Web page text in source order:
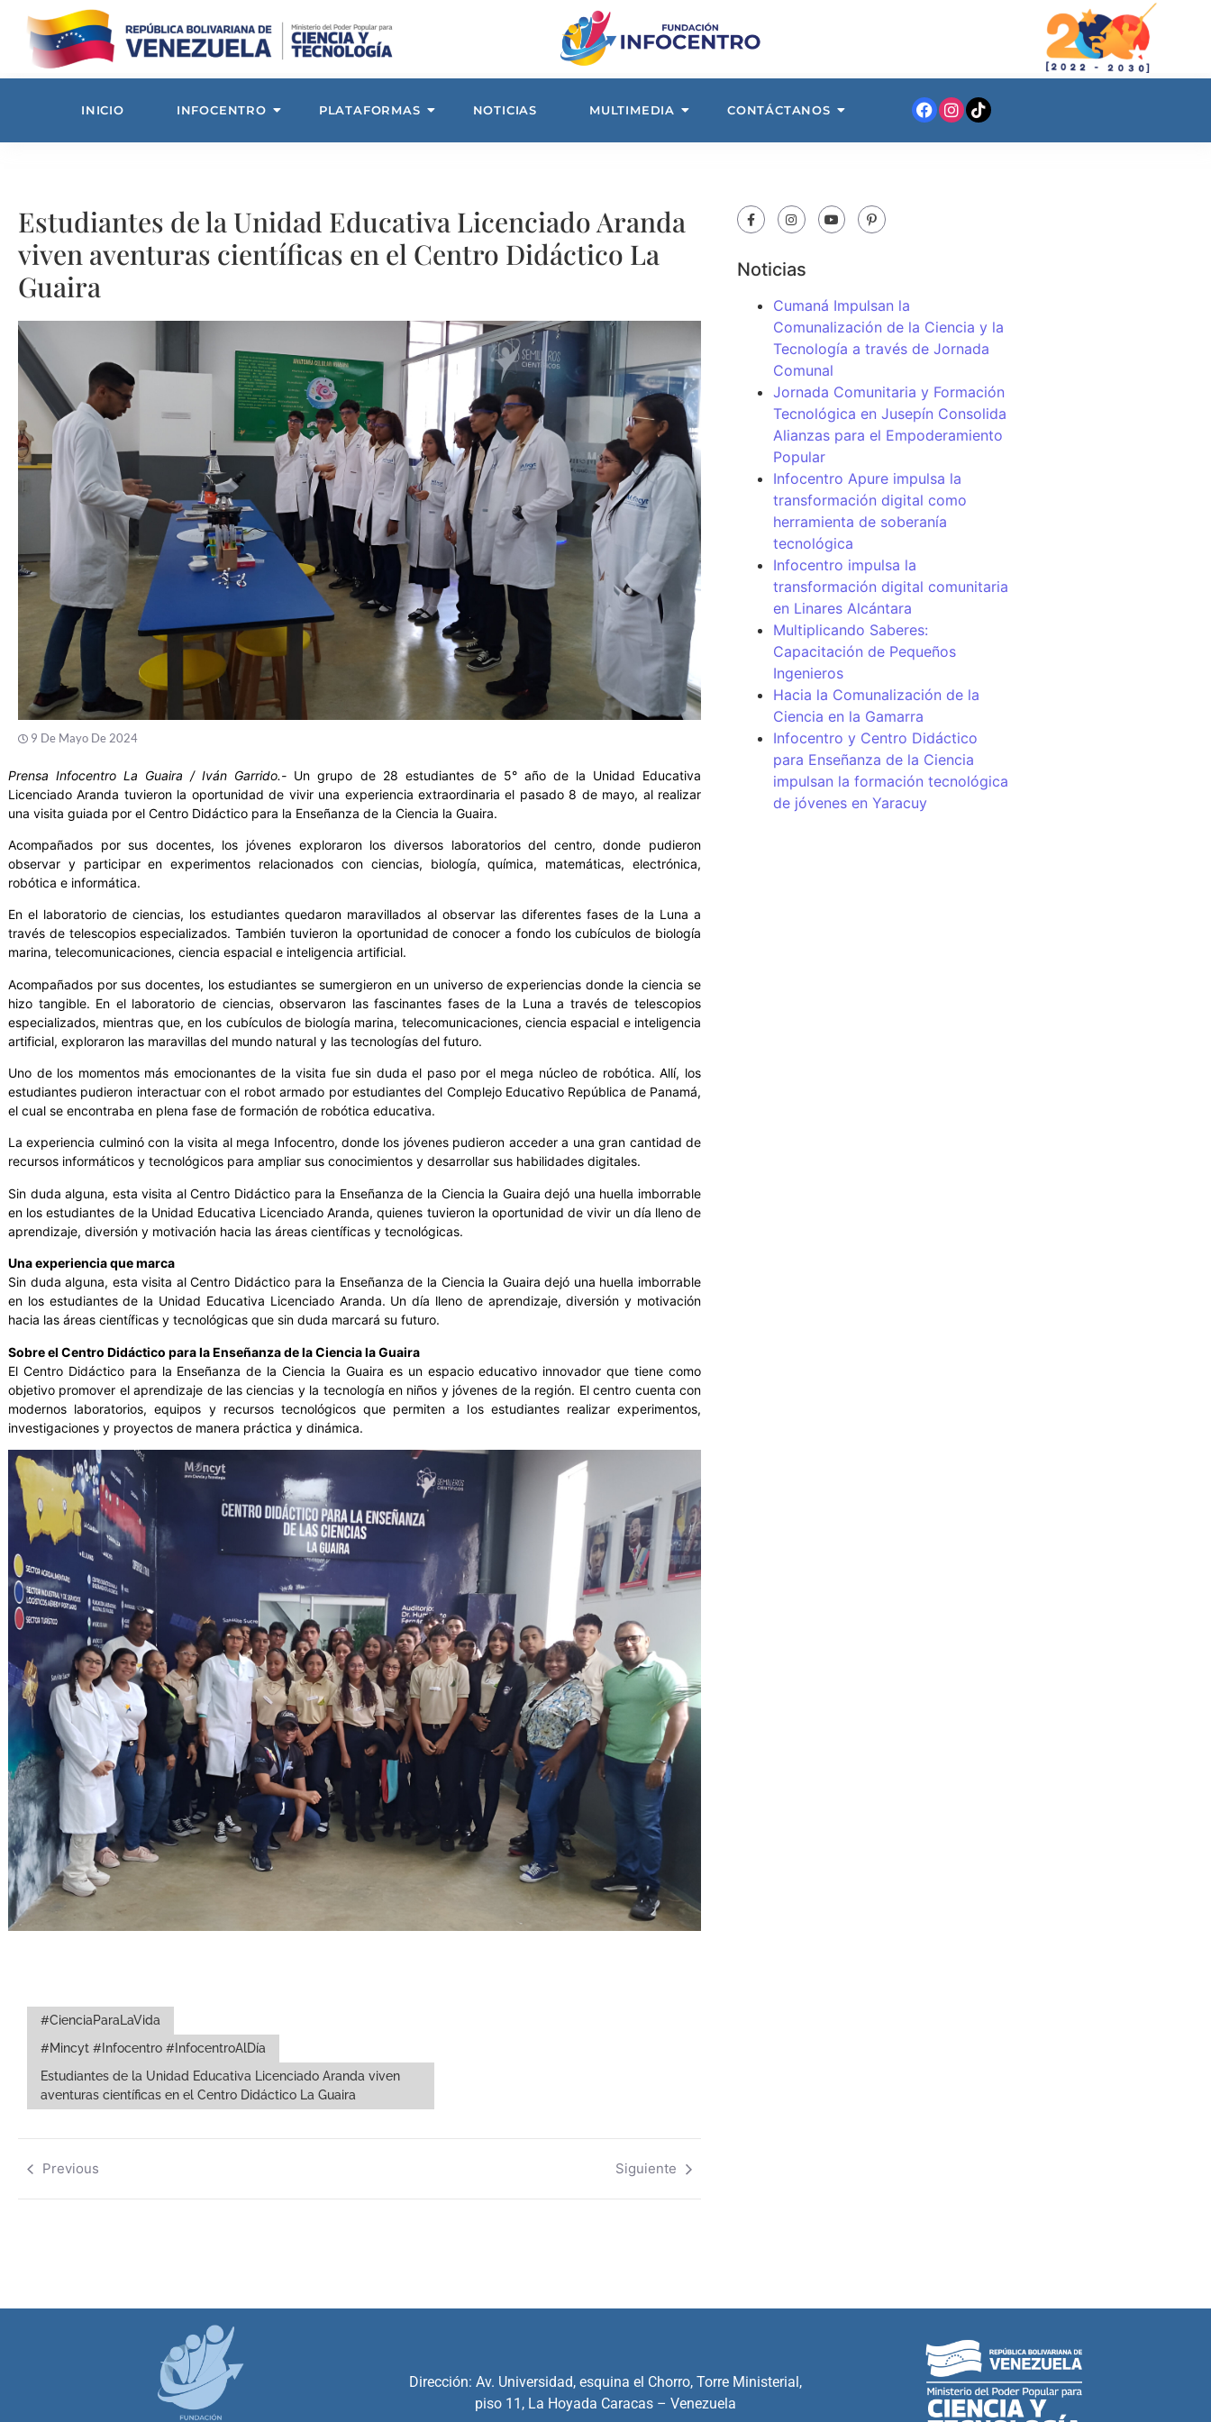
INICIO INFOCENTRO PLATAFORMAS NOTICIAS MULTIMEDIA CONTÁCTANOS
Estudiantes de la Unidad Educativa Licenciado Aranda
viven aventuras científicas en el Centro Didáctico La
Guaira
9 De Mayo De 2024
Prensa Infocentro La Guaira / Iván Garrido.- Un grupo de 28 estudiantes de 5° año de la Unidad Educativa
Licenciado Aranda tuvieron la oportunidad de vivir una experiencia extraordinaria el pasado 8 de mayo, al realizar
una visita guiada por el Centro Didáctico para la Enseñanza de la Ciencia la Guaira.
Acompañados por sus docentes, los jóvenes exploraron los diversos laboratorios del centro, donde pudieron
observar y participar en experimentos relacionados con ciencias, biología, química, matemáticas, electrónica,
robótica e informática.
En el laboratorio de ciencias, los estudiantes quedaron maravillados al observar las diferentes fases de la Luna a
través de telescopios especializados. También tuvieron la oportunidad de conocer a fondo los cubículos de biología
marina, telecomunicaciones, ciencia espacial e inteligencia artificial.
Acompañados por sus docentes, los estudiantes se sumergieron en un universo de experiencias donde la ciencia se
hizo tangible. En el laboratorio de ciencias, observaron las fascinantes fases de la Luna a través de telescopios
especializados, mientras que, en los cubículos de biología marina, telecomunicaciones, ciencia espacial e inteligencia
artificial, exploraron las maravillas del mundo natural y las tecnologías del futuro.
Uno de los momentos más emocionantes de la visita fue sin duda el paso por el mega núcleo de robótica. Allí, los
estudiantes pudieron interactuar con el robot armado por estudiantes del Complejo Educativo República de Panamá,
el cual se encontraba en plena fase de formación de robótica educativa.
La experiencia culminó con la visita al mega Infocentro, donde los jóvenes pudieron acceder a una gran cantidad de
recursos informáticos y tecnológicos para ampliar sus conocimientos y desarrollar sus habilidades digitales.
Sin duda alguna, esta visita al Centro Didáctico para la Enseñanza de la Ciencia la Guaira dejó una huella imborrable
en los estudiantes de la Unidad Educativa Licenciado Aranda, quienes tuvieron la oportunidad de vivir un día lleno de
aprendizaje, diversión y motivación hacia las áreas científicas y tecnológicas.
Una experiencia que marca
Sin duda alguna, esta visita al Centro Didáctico para la Enseñanza de la Ciencia la Guaira dejó una huella imborrable
en los estudiantes de la Unidad Educativa Licenciado Aranda. Un día lleno de aprendizaje, diversión y motivación
hacia las áreas científicas y tecnológicas que sin duda marcará su futuro.
Sobre el Centro Didáctico para la Enseñanza de la Ciencia la Guaira
El Centro Didáctico para la Enseñanza de la Ciencia la Guaira es un espacio educativo innovador que tiene como
objetivo promover el aprendizaje de las ciencias y la tecnología en niños y jóvenes de la región. El centro cuenta con
modernos laboratorios, equipos y recursos tecnológicos que permiten a los estudiantes realizar experimentos,
investigaciones y proyectos de manera práctica y dinámica.
#CienciaParaLaVida
#Mincyt #Infocentro #InfocentroAlDía
Estudiantes de la Unidad Educativa Licenciado Aranda viven
aventuras científicas en el Centro Didáctico La Guaira
Previous Siguiente
Noticias
Cumaná Impulsan la
Comunalización de la Ciencia y la
Tecnología a través de Jornada
Comunal
Jornada Comunitaria y Formación
Tecnológica en Jusepín Consolida
Alianzas para el Empoderamiento
Popular
Infocentro Apure impulsa la
transformación digital como
herramienta de soberanía
tecnológica
Infocentro impulsa la
transformación digital comunitaria
en Linares Alcántara
Multiplicando Saberes:
Capacitación de Pequeños
Ingenieros
Hacia la Comunalización de la
Ciencia en la Gamarra
Infocentro y Centro Didáctico
para Enseñanza de la Ciencia
impulsan la formación tecnológica
de jóvenes en Yaracuy
Dirección: Av. Universidad, esquina el Chorro, Torre Ministerial,
piso 11, La Hoyada Caracas – Venezuela